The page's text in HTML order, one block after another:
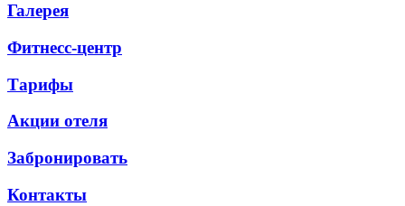
Галерея
Фитнесс-центр
Тарифы
Акции отеля
Забронировать
Контакты